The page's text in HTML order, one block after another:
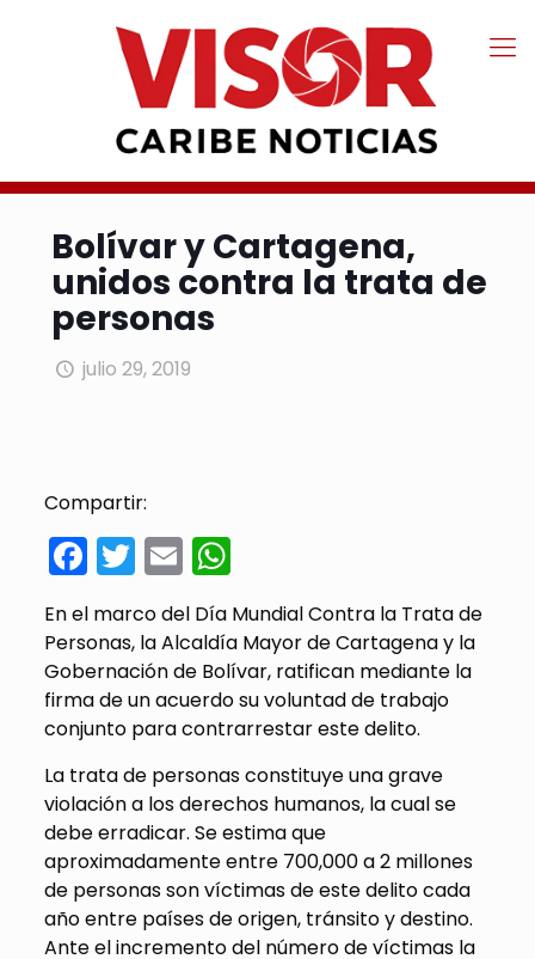
Bolívar y Cartagena,
unidos contra la trata de
personas
julio 29, 2019
Compartir:
Facebook
Twitter
EmailWhatsApp
En el marco del Día Mundial Contra la Trata de
Personas, la Alcaldía Mayor de Cartagena y la
Gobernación de Bolívar, ratifican mediante la
firma de un acuerdo su voluntad de trabajo
conjunto para contrarrestar este delito.
La trata de personas constituye una grave
violación a los derechos humanos, la cual se
debe erradicar. Se estima que
aproximadamente entre 700,000 a 2 millones
de personas son víctimas de este delito cada
año entre países de origen, tránsito y destino.
Ante el incremento del número de víctimas la